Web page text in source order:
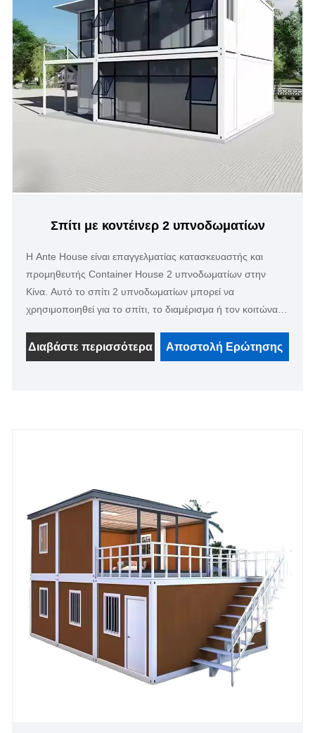
Σπίτι με κοντέινερ 2 υπνοδωματίων
Η Ante House είναι επαγγελματίας κατασκευαστής και
προμηθευτής Container House 2 υπνοδωματίων στην
Κίνα. Αυτό το σπίτι 2 υπνοδωματίων μπορεί να
χρησιμοποιηθεί για το σπίτι, το διαμέρισμα ή τον κοιτώνα
οποιουδήποτε χρώματος, μπορεί επίσης να είναι με
κουζίνα, μπάνιο και σαλόνι. Ο μηχανικός μας μπορεί να
Διαβάστε περισσότερα Αποστολή Ερώτησης